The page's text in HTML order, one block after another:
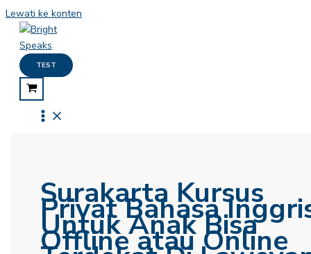
Lewati ke konten
TEST
Surakarta Kursus
Privat Bahasa
Untuk Anak Bisa
Offline atau Online